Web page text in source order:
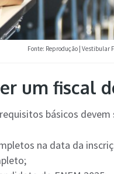
Fonte: Reprodução | Vestibular
um fiscal
básicos
na data da